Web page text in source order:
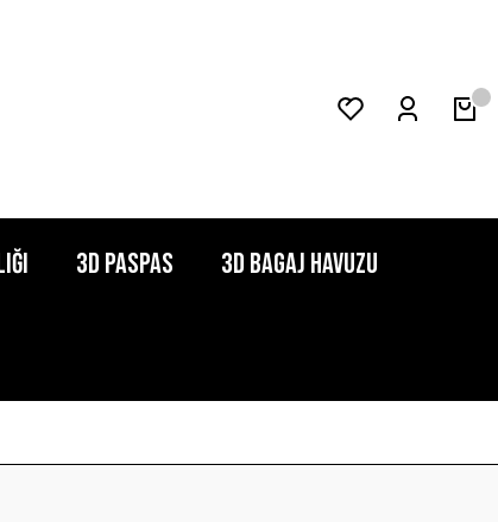
3D Paspas 3D Bagaj Havuzu